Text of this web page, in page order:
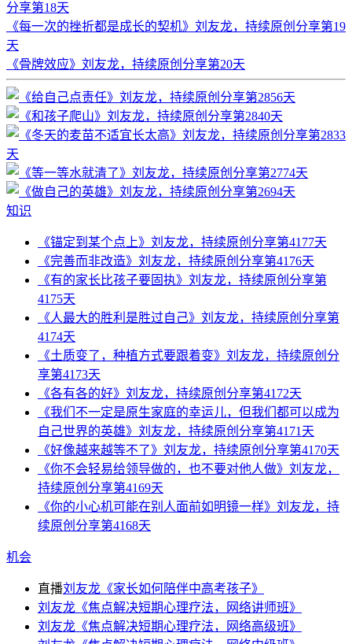
分享第18天
《每一次的挫折都是成长的契机》刘友龙，持续原创分享第19
天
《骨牌效应》刘友龙，持续原创分享第20天
知识
《锚定到某个点上》刘友龙，持续原创分享第4177天
《完善而非改造》刘友龙，持续原创分享第4176天
《有的家长比孩子要固执》刘友龙，持续原创分享第
4175天
《人最大的胜利是胜过自己》刘友龙，持续原创分享第
4174天
《土质变了，种植方式要跟着变》刘友龙，持续原创分
享第4173天
《各有各的好》刘友龙，持续原创分享第4172天
《我们不一定是原生家庭的幸运儿，但我们都可以成为
自己世界的英雄》刘友龙，持续原创分享第4171天
《好像越来越等不了》刘友龙，持续原创分享第4170天
《你不会轻易给领导做的，也不要对他人做》刘友龙，
持续原创分享第4169天
《你的小心机可能在别人面前如明镜一样》刘友龙，持
续原创分享第4168天
机会
直播刘友龙《家长如何陪伴中高考孩子》
刘友龙《焦点解决短期心理疗法，网络讲师班》
刘友龙《焦点解决短期心理疗法，网络高级班》